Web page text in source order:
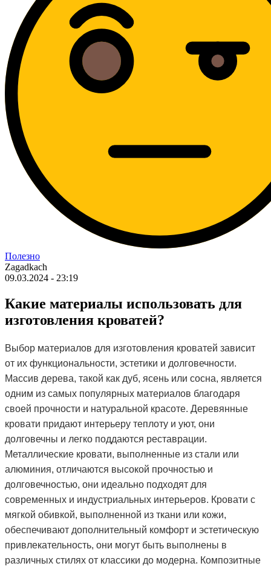
Полезно
Zagadkach
09.03.2024 - 23:19
Какие материалы использовать для
изготовления кроватей?
Выбор материалов для изготовления кроватей зависит
от их функциональности, эстетики и долговечности.
Массив дерева, такой как дуб, ясень или сосна, является
одним из самых популярных материалов благодаря
своей прочности и натуральной красоте. Деревянные
кровати придают интерьеру теплоту и уют, они
долговечны и легко поддаются реставрации.
Металлические кровати, выполненные из стали или
алюминия, отличаются высокой прочностью и
долговечностью, они идеально подходят для
современных и индустриальных интерьеров. Кровати с
мягкой обивкой, выполненной из ткани или кожи,
обеспечивают дополнительный комфорт и эстетическую
привлекательность, они могут быть выполнены в
различных стилях от классики до модерна. Композитные